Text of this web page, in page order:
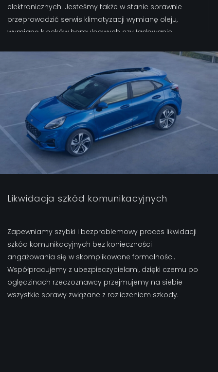
elektronicznych. Jesteśmy także w stanie sprawnie
przeprowadzić serwis klimatyzacji wymianę oleju,
wymianę klocków hamulcowych czy ładowanie
możemy precyzyjnie ustalić źródło problemu bez
konieczności demontażu sprawnych komponentów,
co znacząco skraca czas naprawy i obniża jej koszt.
Likwidacja szkód komunikacyjnych
Zapewniamy szybki i bezproblemowy proces likwidacji
szkód komunikacyjnych bez konieczności
angażowania się w skomplikowane formalności.
Współpracujemy z ubezpieczycielami, dzięki czemu po
oględzinach rzeczoznawcy przejmujemy na siebie
wszystkie sprawy związane z rozliczeniem szkody.